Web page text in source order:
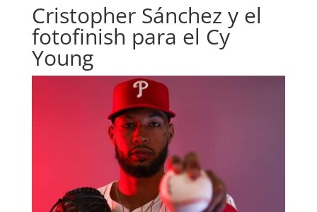
Cristopher Sánchez y el
fotofinish para el Cy
Young